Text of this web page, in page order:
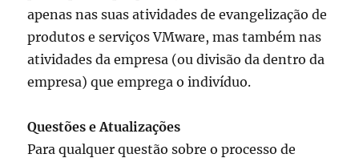
apenas nas suas atividades de evangelização de
produtos e serviços VMware, mas também nas
atividades da empresa (ou divisão da dentro da
empresa) que emprega o indivíduo.
Questões e Atualizações
Para qualquer questão sobre o processo de